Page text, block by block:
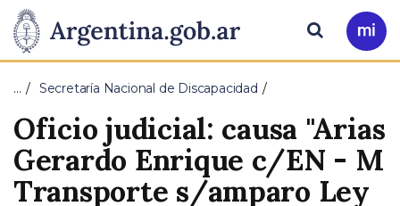
Presidencia
de
la
Nación
Pasar al contenido principal
Ir
a
Buscar
… Secretaría Nacional de Discapacidad
Oficio judicial: causa "Arias
Gerardo Enrique c/EN - M
Transporte s/amparo Ley